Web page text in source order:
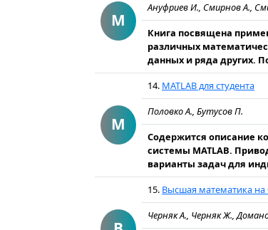
M
Ануфриев И., Смирнов А.,
Книга посвящена
различных
данных и ряда других.
M
14. MATLAB для студента
Половко А., Бутусов П.
Содержится описание
системы MATLAB.
варианты задач для
15. Высшая математика
Черняк А., Черняк Ж.,